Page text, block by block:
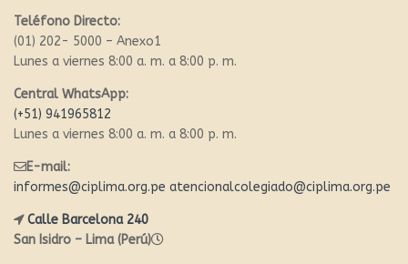
Teléfono Directo:
(01) 202- 5000 – Anexo1
Lunes a viernes 8:00 a. m. a 8:00 p. m.
Central WhatsApp:
(+51) 941965812
Lunes a viernes 8:00 a. m. a 8:00 p. m.
E-mail:
informes@ciplima.org.pe atencionalcolegiado@ciplima.org.pe
Calle Barcelona 240
San Isidro – Lima (Perú)